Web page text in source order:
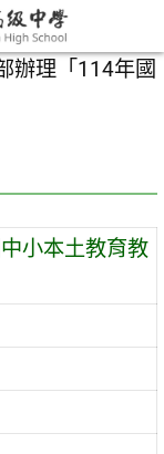
辦理「114年國
小本土教育教